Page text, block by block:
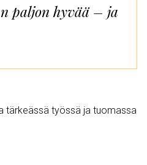
paljon hyvää – ja
tärkeässä työssä ja tuomassa